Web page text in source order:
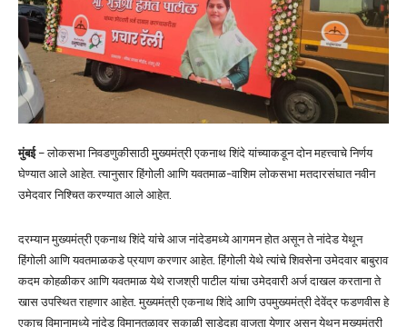
मुंबई– लोकसभा निवडणुकीसाठी मु्ख्यमंत्री एकनाथ शिंदे यांच्याकडून दोन महत्त्वाचे निर्णय
घेण्यात आले आहेत. त्यानुसार हिंगोली आणि यवतमाळ-वाशिम लोकसभा मतदारसंघात नवीन
उमेदवार निश्चित करण्यात आले आहेत.
दरम्यान मुख्यमंत्री एकनाथ शिंदे यांचे आज नांदेडमध्ये आगमन होत असून ते नांदेड येथून
हिंगोली आणि यवतमाळकडे प्रयाण करणार आहेत. हिंगोली येथे त्यांचे शिवसेना उमेदवार बाबुराव
कदम कोहळीकर आणि यवतमाळ येथे राजश्री पाटील यांचा उमेदवारी अर्ज दाखल करताना ते
खास उपस्थित राहणार आहेत. मुख्यमंत्री एकनाथ शिंदे आणि उपमुख्यमंत्री देवेंद्र फडणवीस हे
एकाच विमानामध्ये नांदेड विमानतळावर सकाळी साडेदहा वाजता येणार असून येथून मुख्यमंत्री